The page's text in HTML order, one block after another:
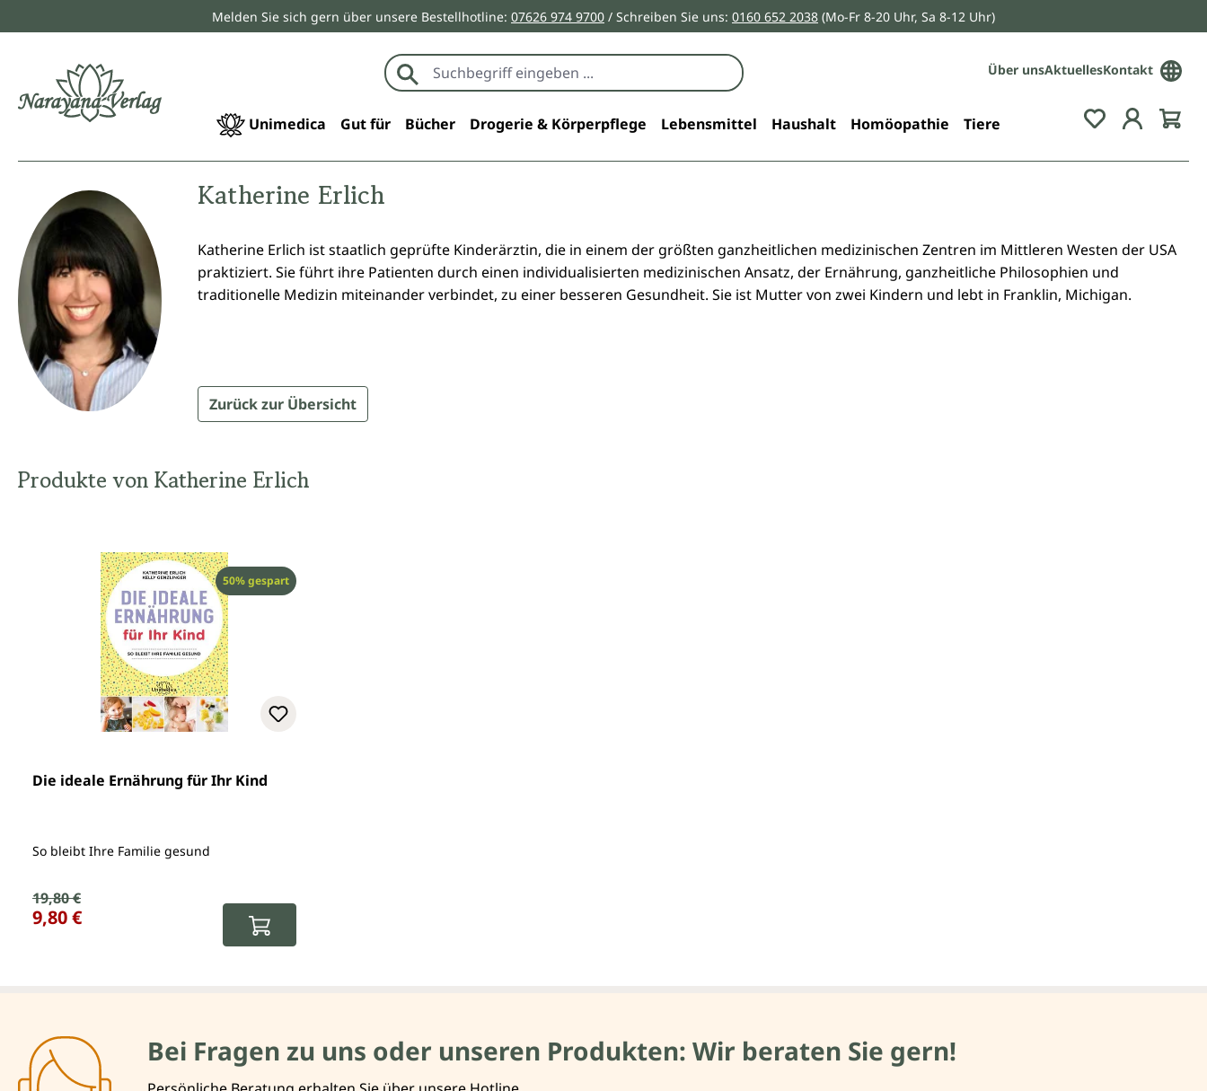
Zur Hauptnavigation springenMelden Sie sich gern über unsere Bestellhotline: 07626 974 9700 / Schreiben Sie uns: 0160 652 2038 (Mo-Fr 8-20 Uhr, Sa 8-12 Uhr)
Über unsAktuellesKontakt
Unimedica Gut für Bücher Drogerie & Körperpflege Lebensmittel Haushalt Homöopathie Tiere Du hast 0
Katherine Erlich
Katherine Erlich ist staatlich geprüfte Kinderärztin, die in einem der größten ganzheitlichen medizinischen Zentren im Mittleren Westen der USA
praktiziert. Sie führt ihre Patienten durch einen individualisierten medizinischen Ansatz, der Ernährung, ganzheitliche Philosophien und
traditionelle Medizin miteinander verbindet, zu einer besseren Gesundheit. Sie ist Mutter von zwei Kindern und lebt in Franklin, Michigan.
Zurück zur Übersicht
Produkte von Katherine Erlich
Rabatt
50% gespart
Die ideale Ernährung für Ihr Kind
So bleibt Ihre Familie gesund
Verkaufspreis:
Regulärer Preis:
19,80 €
9,80 €
Bei Fragen zu uns oder unseren Produkten: Wir beraten Sie gern!